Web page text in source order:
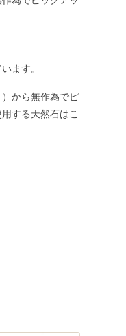
ます。
から無作為でピ
する天然石はこ